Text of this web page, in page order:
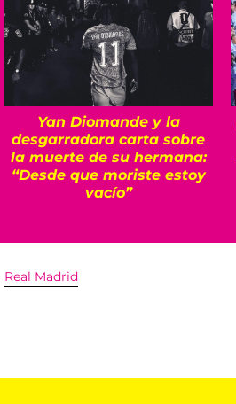
Yan Diomande y la
desgarradora carta sobre
la muerte de su hermana:
“Desde que moriste estoy
vacío”
Real Madrid